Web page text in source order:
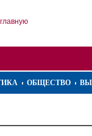
ОБЩЕСТВО